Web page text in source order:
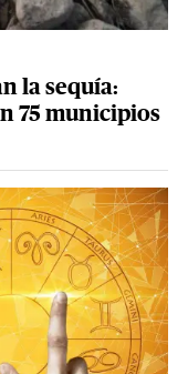
la sequía:
75 municipios